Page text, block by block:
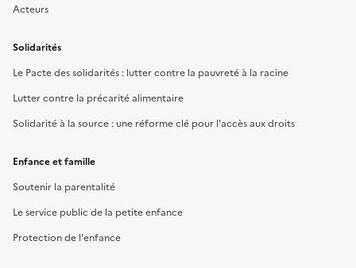
Acteurs
Solidarités
Le Pacte des solidarités : lutter contre la pauvreté à la racine
Lutter contre la précarité alimentaire
Solidarité à la source : une réforme clé pour l'accès aux droits
Enfance et famille
Soutenir la parentalité
Le service public de la petite enfance
Protection de l'enfance